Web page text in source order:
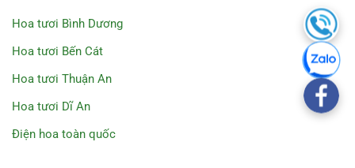
Hoa tươi Bình Dương
Hoa tươi Bến Cát
Hoa tươi Thuận An
Hoa tươi Dĩ An
Điện hoa toàn quốc